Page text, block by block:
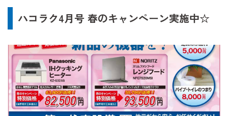
ハコラク4月号 春のキャンペーン実施中☆